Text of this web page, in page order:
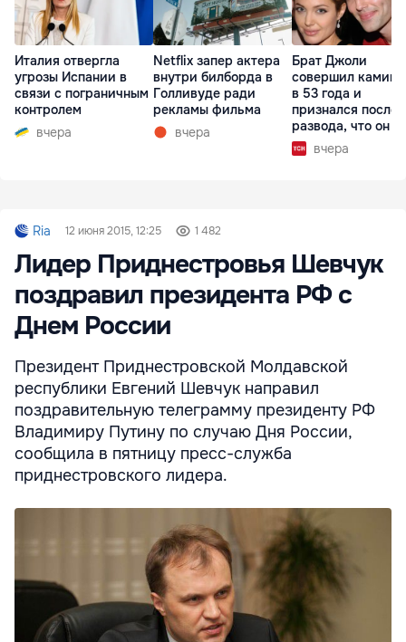
Италия отвергла
угрозы Испании в
связи с пограничным
контролем
вчера
Netflix запер актера
внутри билборда в
Голливуде ради
рекламы фильма
вчера
Брат Джоли
совершил
в 53 года и
признался после
развода, что он
вчера
Ria 12 июня 2015, 12:25 1 482
Лидер Приднестровья Шевчук
поздравил президента РФ с
Днем России
Президент Приднестровской Молдавской
республики Евгений Шевчук направил
поздравительную телеграмму президенту РФ
Владимиру Путину по случаю Дня России,
сообщила в пятницу пресс-служба
приднестровского лидера.